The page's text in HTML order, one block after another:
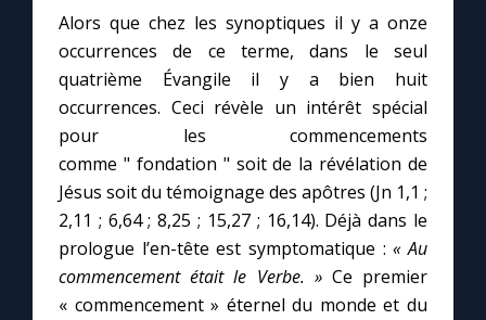
Alors que chez les synoptiques il y a onze
occurrences de ce terme, dans le seul
quatrième Évangile il y a bien huit
occurrences. Ceci révèle un intérêt spécial
pour les commencements
comme " fondation " soit de la révélation de
Jésus soit du témoignage des apôtres (Jn 1,1 ;
2,11 ; 6,64 ; 8,25 ; 15,27 ; 16,14). Déjà dans le
prologue l’en-tête est symptomatique :« Au
commencement était le Verbe. »Ce premier
« commencement » éternel du monde et du